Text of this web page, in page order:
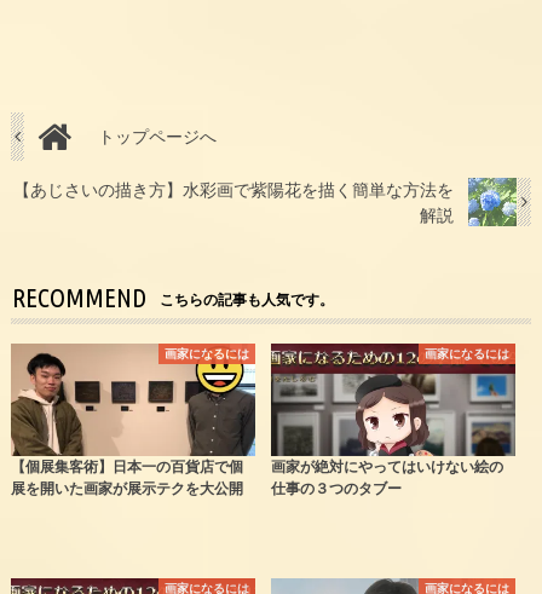
トップページへ
【あじさいの描き方】水彩画で紫陽花を描く簡単な方法を
解説
RECOMMEND こちらの記事も人気です。
画家になるには
【個展集客術】日本一の百貨店で個
展を開いた画家が展示テクを大公開
画家になるには
画家が絶対にやってはいけない絵の
仕事の３つのタブー
画家になるには 画家になるには